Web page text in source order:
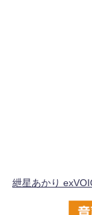
紲星あかり